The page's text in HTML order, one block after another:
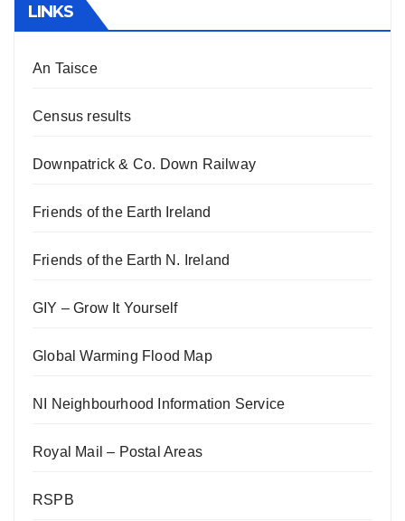
LINKS
An Taisce
Census results
Downpatrick & Co. Down Railway
Friends of the Earth Ireland
Friends of the Earth N. Ireland
GIY – Grow It Yourself
Global Warming Flood Map
NI Neighbourhood Information Service
Royal Mail – Postal Areas
RSPB